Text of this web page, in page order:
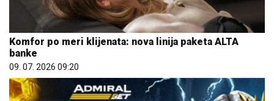
Komfor po meri klijenata: nova linija paketa ALTA
banke
09. 07. 2026 09:20